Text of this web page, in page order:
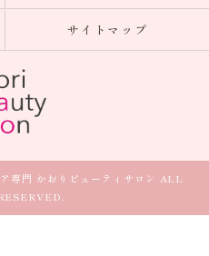
サイトマップ
専門 かおりビューティサロン ALL